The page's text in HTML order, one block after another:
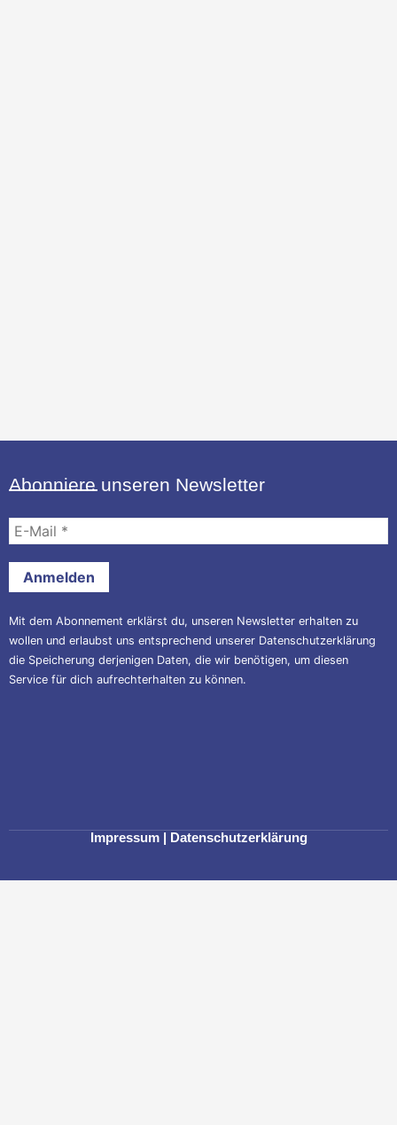
Abonniere unseren Newsletter
Mail
Mit dem Abonnement erklärst du, unseren Newsletter erhalten zu
wollen und erlaubst uns entsprechend unserer Datenschutzerklärung
die Speicherung derjenigen Daten, die wir benötigen, um diesen
Service für dich aufrechterhalten zu können.
Impressum| Datenschutzerklärung